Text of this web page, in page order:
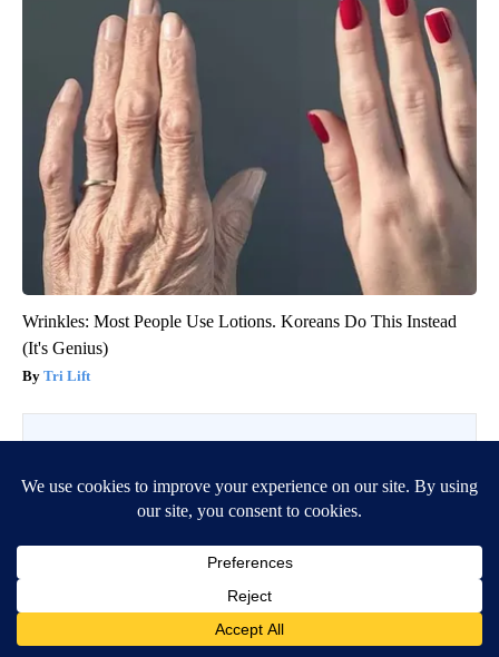
Wrinkles: Most People Use Lotions. Koreans Do This Instead
(It's Genius)
Tri Lift
KVIA ABC 7 is committed to providing a forum for civil
and constructive conversation.
Please keep your comments respectful and relevant. You
If you would like to share a story idea, please submit it
here.